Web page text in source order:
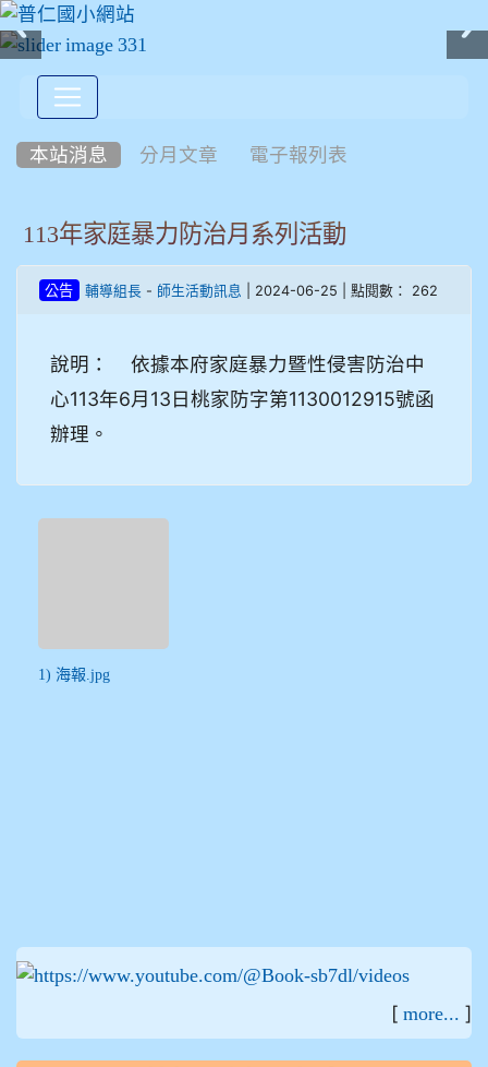
本站消息 分月文章 電子報列表
113年家庭暴力防治月系列活動
公告 輔導組長 - 師生活動訊息 | 2024-06-25 | 點閱數： 262
說明： 依據本府家庭暴力暨性侵害防治中
心113年6月13日桃家防字第1130012915號函
辦理。
1) 海報.jpg
[ more... ]